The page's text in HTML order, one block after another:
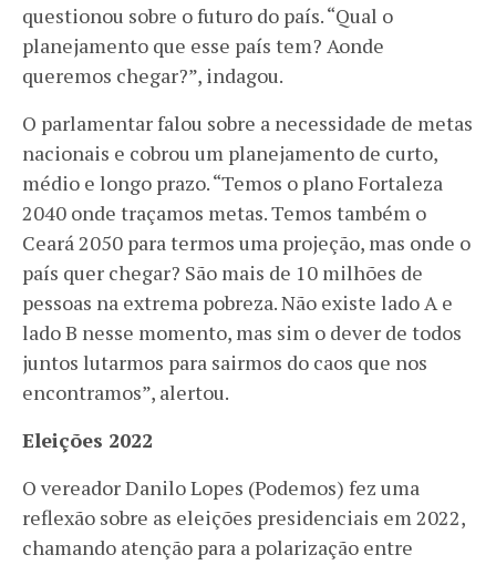
questionou sobre o futuro do país. “Qual o
planejamento que esse país tem? Aonde
queremos chegar?”, indagou.
O parlamentar falou sobre a necessidade de metas
nacionais e cobrou um planejamento de curto,
médio e longo prazo. “Temos o plano Fortaleza
2040 onde traçamos metas. Temos também o
Ceará 2050 para termos uma projeção, mas onde o
país quer chegar? São mais de 10 milhões de
pessoas na extrema pobreza. Não existe lado A e
lado B nesse momento, mas sim o dever de todos
juntos lutarmos para sairmos do caos que nos
encontramos”, alertou.
Eleições 2022
O vereador Danilo Lopes (Podemos) fez uma
reflexão sobre as eleições presidenciais em 2022,
chamando atenção para a polarização entre